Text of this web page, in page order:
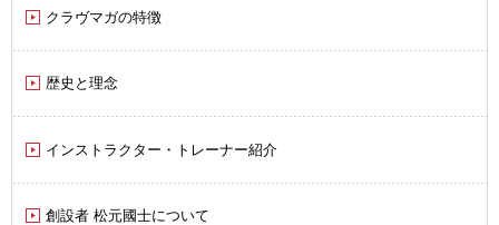
クラヴマガの特徴
歴史と理念
インストラクター・トレーナー紹介
創設者 松元國士について